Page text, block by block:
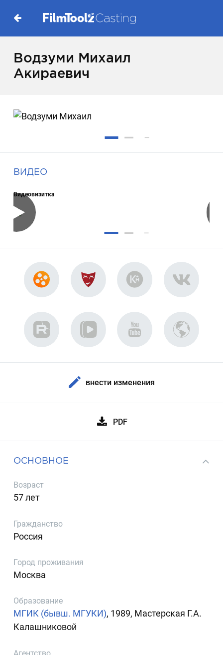
Водзуми Михаил
Акираевич
ВИДЕО
Видеовизитка
внести изменения
PDF
ОСНОВНОЕ
Возраст
57 лет
Гражданство
Россия
Город проживания
Москва
Образование
МГИК (бывш. МГУКИ), 1989, Мастерская Г.А.
Калашниковой
Агентство